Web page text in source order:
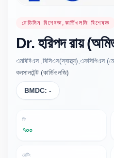
মেডিসিন বিশেষজ্ঞ,কার্ডিওলজি বিশেষজ্ঞ
Dr. হরিপদ রায়
এমবিবিএস ,বিসিএস(স্বাস্থ্য),এফসিপিএস
কনসালটেন্ট (কার্ডিওলজি)
BMDC: -
ফি
৭০০
রেটিং